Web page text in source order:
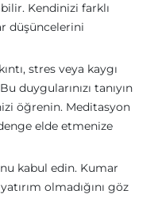
Kendinizi farklı
düşüncelerini
stres veya kaygı
duygularınızı tanıyın
öğrenin. Meditasyon
elde etmenize
kabul edin. Kumar
olmadığını göz